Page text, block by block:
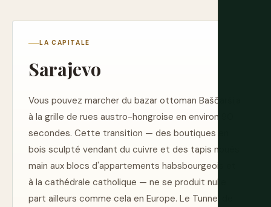
LA CAPITALE
Sarajevo
Vous pouvez marcher du bazar ottoman Baščaršija
à la grille de rues austro-hongroise en environ 90
secondes. Cette transition — des boutiques en
bois sculpté vendant du cuivre et des tapis noués
main aux blocs d'appartements habsbourgeois et
à la cathédrale catholique — ne se produit nulle
part ailleurs comme cela en Europe. Le Tunnel de